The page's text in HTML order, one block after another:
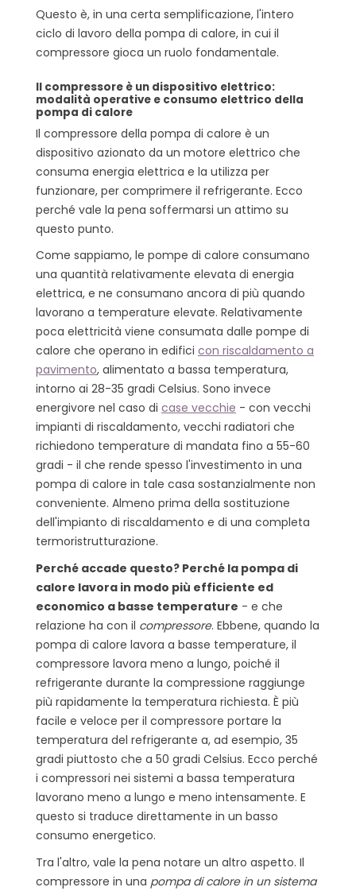
Questo è, in una certa semplificazione, l'intero
ciclo di lavoro della pompa di calore, in cui il
compressore gioca un ruolo fondamentale.
Il compressore è un dispositivo elettrico:
modalità operative e consumo elettrico della
pompa di calore
Il compressore della pompa di calore è un
dispositivo azionato da un motore elettrico che
consuma energia elettrica e la utilizza per
funzionare, per comprimere il refrigerante. Ecco
perché vale la pena soffermarsi un attimo su
questo punto.
Come sappiamo, le pompe di calore consumano
una quantità relativamente elevata di energia
elettrica, e ne consumano ancora di più quando
lavorano a temperature elevate. Relativamente
poca elettricità viene consumata dalle pompe di
calore che operano in edifici con riscaldamento a
pavimento, alimentato a bassa temperatura,
intorno ai 28-35 gradi Celsius. Sono invece
energivore nel caso di case vecchie - con vecchi
impianti di riscaldamento, vecchi radiatori che
richiedono temperature di mandata fino a 55-60
gradi - il che rende spesso l'investimento in una
pompa di calore in tale casa sostanzialmente non
conveniente. Almeno prima della sostituzione
dell'impianto di riscaldamento e di una completa
termoristrutturazione.
Perché accade questo? Perché la pompa di
calore lavora in modo più efficiente ed
economico a basse temperature - e che
relazione ha con il compressore. Ebbene, quando la
pompa di calore lavora a basse temperature, il
compressore lavora meno a lungo, poiché il
refrigerante durante la compressione raggiunge
più rapidamente la temperatura richiesta. È più
facile e veloce per il compressore portare la
temperatura del refrigerante a, ad esempio, 35
gradi piuttosto che a 50 gradi Celsius. Ecco perché
i compressori nei sistemi a bassa temperatura
lavorano meno a lungo e meno intensamente. E
questo si traduce direttamente in un basso
consumo energetico.
Tra l'altro, vale la pena notare un altro aspetto. Il
compressore in una pompa di calore in un sistema